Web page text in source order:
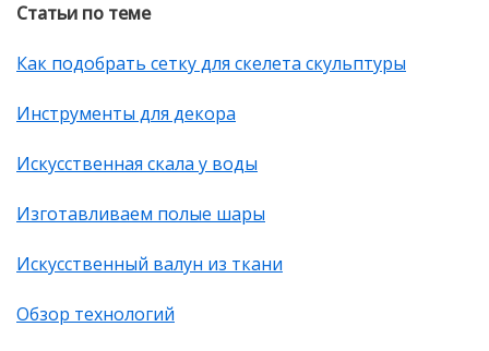
Статьи по теме
Как подобрать сетку для скелета скульптуры
Инструменты для декора
Искусственная скала у воды
Изготавливаем полые шары
Искусственный валун из ткани
Обзор технологий